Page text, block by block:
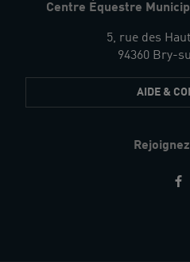
Centre Équestre
5, rue des
94360 Bry-
AIDE &